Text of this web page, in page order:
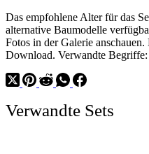
Das empfohlene Alter für das
alternative Baumodelle
Fotos in der Galerie
Download. Verwandte
Verwandte Sets